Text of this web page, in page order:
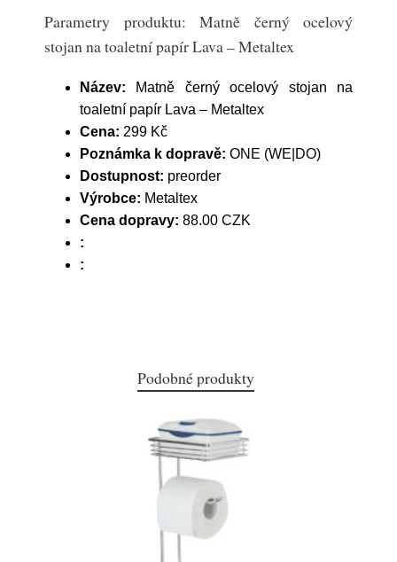
Parametry produktu: Matně černý ocelový
stojan na toaletní papír Lava – Metaltex
Název: Matně černý ocelový stojan na
toaletní papír Lava – Metaltex
Cena: 299 Kč
Poznámka k dopravě: ONE (WE|DO)
Dostupnost: preorder
Výrobce: Metaltex
Cena dopravy: 88.00 CZK
:
:
Podobné produkty